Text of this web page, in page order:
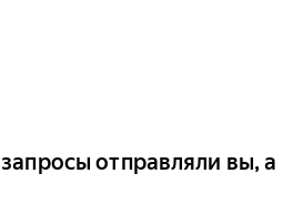
отправляли вы, а